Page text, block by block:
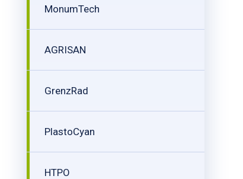
MonumTech
AGRISAN
GrenzRad
PlastoCyan
HTPO